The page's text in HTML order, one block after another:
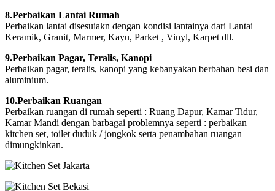
8.Perbaikan Lantai Rumah
Perbaikan lantai disesuiakn dengan kondisi lantainya dari Lantai
Keramik, Granit, Marmer, Kayu, Parket , Vinyl, Karpet dll.
9.Perbaikan Pagar, Teralis, Kanopi
Perbaikan pagar, teralis, kanopi yang kebanyakan berbahan besi dan
aluminium.
10.Perbaikan Ruangan
Perbaikan ruangan di rumah seperti : Ruang Dapur, Kamar Tidur,
Kamar Mandi dengan barbagai problemnya seperti : perbaikan
kitchen set, toilet duduk / jongkok serta penambahan ruangan
dimungkinkan.